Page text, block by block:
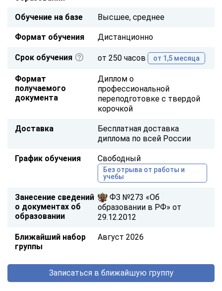
Обучение на базе Высшее, среднее
Формат обучения Дистанционно
Срок обучения от 250 часов от 1,5 месяца
Формат
получаемого
документа
Диплом о
профессиональной
переподготовке с твердой
корочкой
Доставка
Бесплатная доставка
диплома по всей России
График обучения Свободный
Без отрыва от работы и
учебы
Занесение сведений
о документах об
образовании
ФЗ №273 «Об
образовании в РФ» от
29.12.2012
Ближайший набор
группы
Август 2026
Записаться в ближайшую группу